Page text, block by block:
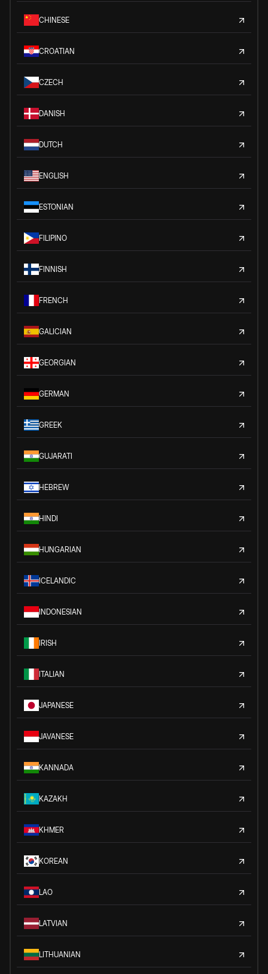
CHINESE
CROATIAN
CZECH
DANISH
DUTCH
ENGLISH
ESTONIAN
FILIPINO
FINNISH
FRENCH
GALICIAN
GEORGIAN
GERMAN
GREEK
GUJARATI
HEBREW
HINDI
HUNGARIAN
ICELANDIC
INDONESIAN
IRISH
ITALIAN
JAPANESE
JAVANESE
KANNADA
KAZAKH
KHMER
KOREAN
LAO
LATVIAN
LITHUANIAN